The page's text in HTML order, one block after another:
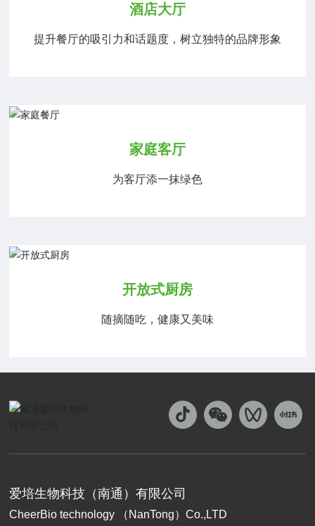
酒店大厅
提升餐厅的吸引力和话题度，树立独特的品牌形象
家庭客厅
为客厅添一抹绿色
开放式厨房
随摘随吃，健康又美味
爱培生物科技（南通）有限公司
CheerBio technology （NanTong）Co.,LTD